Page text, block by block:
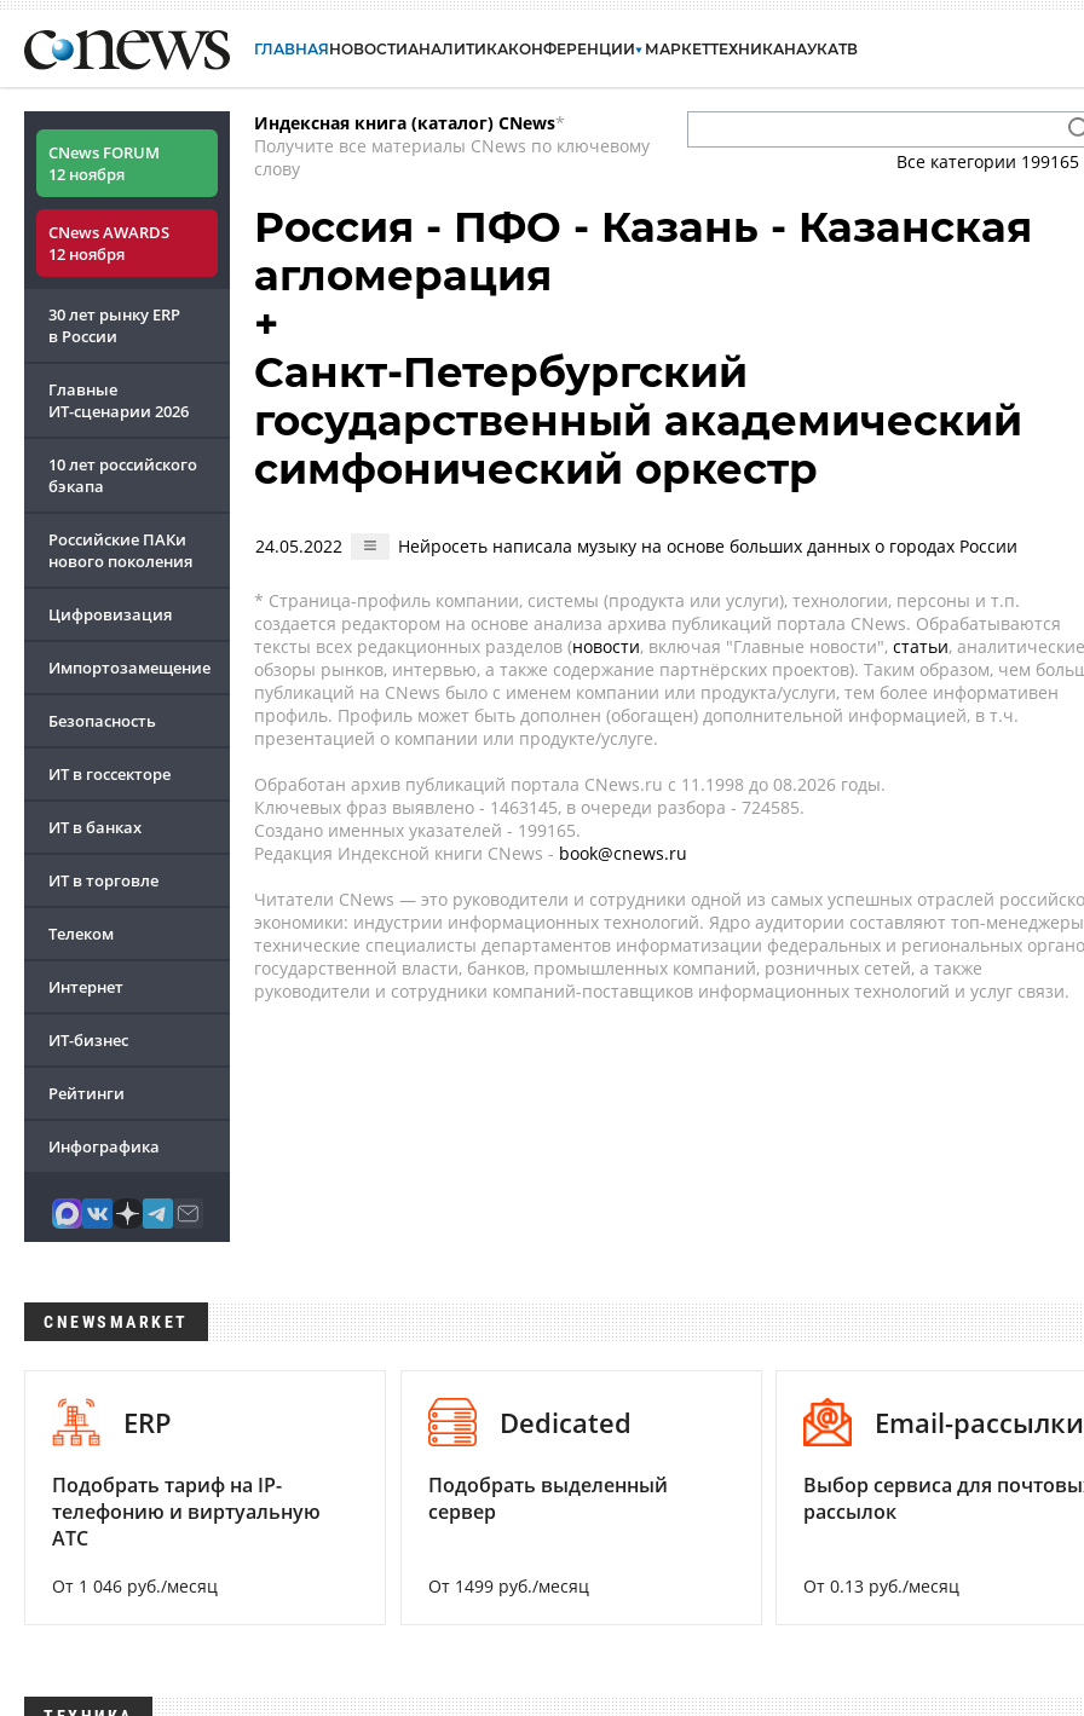
ГЛАВНАЯНОВОСТИАНАЛИТИКАКОНФЕРЕНЦИИ МАРКЕТТЕХНИКАНАУКАТВ
CNews FORUM
12 ноября
CNews AWARDS
12 ноября
30 лет рынку ERP
в России
Главные
ИТ-сценарии 2026
10 лет российского
бэкапа
Российские ПАКи
нового поколения
Цифровизация
Импортозамещение
Безопасность
ИТ в госсекторе
ИТ в банках
ИТ в торговле
Телеком
Интернет
ИТ-бизнес
Рейтинги
Инфографика
Индексная книга (каталог) CNews*
Получите все материалы CNews по ключевому
слову
Все категории 199165
Россия - ПФО - Казань - Казанская
агломерация
+
Санкт-Петербургский
государственный академический
симфонический оркестр
24.05.2022 Нейросеть написала музыку на основе больших данных о городах России
* Страница-профиль компании, системы (продукта или услуги), технологии, персоны и т.п.
создается редактором на основе анализа архива публикаций портала CNews. Обрабатываются
тексты всех редакционных разделов (новости, включая "Главные новости", статьи, аналитические
обзоры рынков, интервью, а также содержание партнёрских проектов). Таким образом, чем
публикаций на CNews было с именем компании или продукта/услуги, тем более информативен
профиль. Профиль может быть дополнен (обогащен) дополнительной информацией, в т.ч.
презентацией о компании или продукте/услуге.
Обработан архив публикаций портала CNews.ru c 11.1998 до 08.2026 годы.
Ключевых фраз выявлено - 1463145, в очереди разбора - 724585.
Создано именных указателей - 199165.
Редакция Индексной книги CNews - book@cnews.ru
Читатели CNews — это руководители и сотрудники одной из самых успешных отраслей
экономики: индустрии информационных технологий. Ядро аудитории составляют топ-
технические специалисты департаментов информатизации федеральных и региональных
государственной власти, банков, промышленных компаний, розничных сетей, а также
руководители и сотрудники компаний-поставщиков информационных технологий и услуг связи.
CNEWSMARKET
ERP
Подобрать тариф на IP-
телефонию и виртуальную
АТС
От 1 046 руб./месяц
Dedicated
Подобрать выделенный
сервер
От 1499 руб./месяц
Email-рассылки
Выбор сервиса для
рассылок
От 0.13 руб./месяц